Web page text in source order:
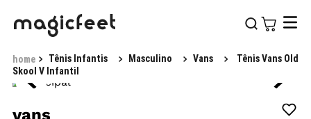
Tênis Infantis Masculino Vans
Tênis Vans Old
Skool V Infantil
vans